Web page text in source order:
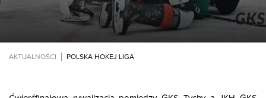
AKTUALNOŚCI POLSKA HOKEJ LIGA